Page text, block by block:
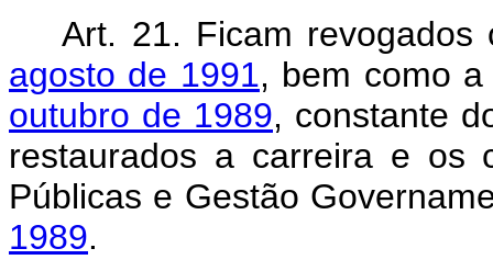
Art. 21. Ficam
agosto de 1991, bem como
outubro de 1989, constante
restaurados a carreira e os
Públicas e Gestão
1989.